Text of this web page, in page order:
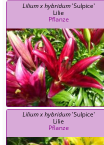
Lilium x hybridum'Sulpice'
Lilie
Pflanze
Lilium x hybridum'Sulpice'
Lilie
Pflanze